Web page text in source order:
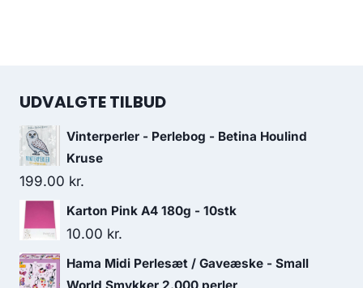
UDVALGTE TILBUD
Vinterperler - Perlebog - Betina Houlind
Kruse
199.00 kr.
Karton Pink A4 180g - 10stk
10.00 kr.
Hama Midi Perlesæt / Gaveæske - Small